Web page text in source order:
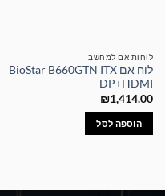
לוחות אם למחשב
לוח אם BioStar B660GTN ITX
DP+HDMI
₪1,414.00
הוספה לסל